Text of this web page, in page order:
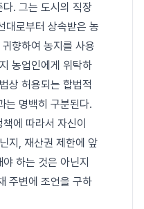
. 그는 도시의 직장
대로부터 상속받은 농
향하여 농지를 사용
농업인에게 위탁하
상 허용되는 합법적
는 명백히 구분된다.
에 따라서 자신이
지, 재산권 제한에 앞
하는 것은 아닌지
주변에 조언을 구하